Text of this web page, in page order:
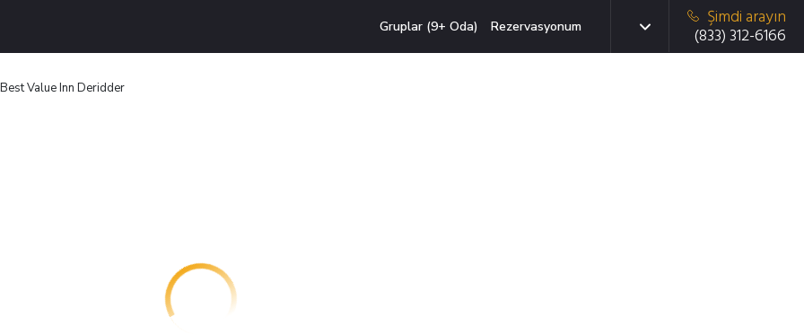
Gruplar (9+ Oda) Rezervasyonum
Şimdi arayın
(833) 312-6166
Value Inn Deridder